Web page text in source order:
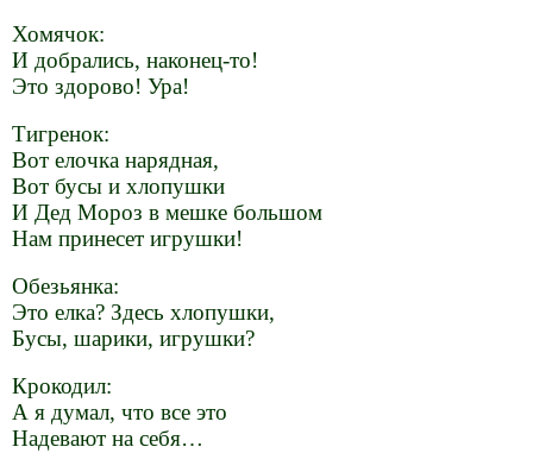
Хомячок:
И добрались, наконец-то!
Это здорово! Ура!
Тигренок:
Вот елочка нарядная,
Вот бусы и хлопушки
И Дед Мороз в мешке большом
Нам принесет игрушки!
Обезьянка:
Это елка? Здесь хлопушки,
Бусы, шарики, игрушки?
Крокодил:
А я думал, что все это
Надевают на себя…